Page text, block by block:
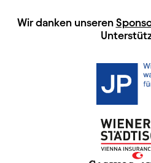
HAUPTSPONSOREN
Wir danken unseren